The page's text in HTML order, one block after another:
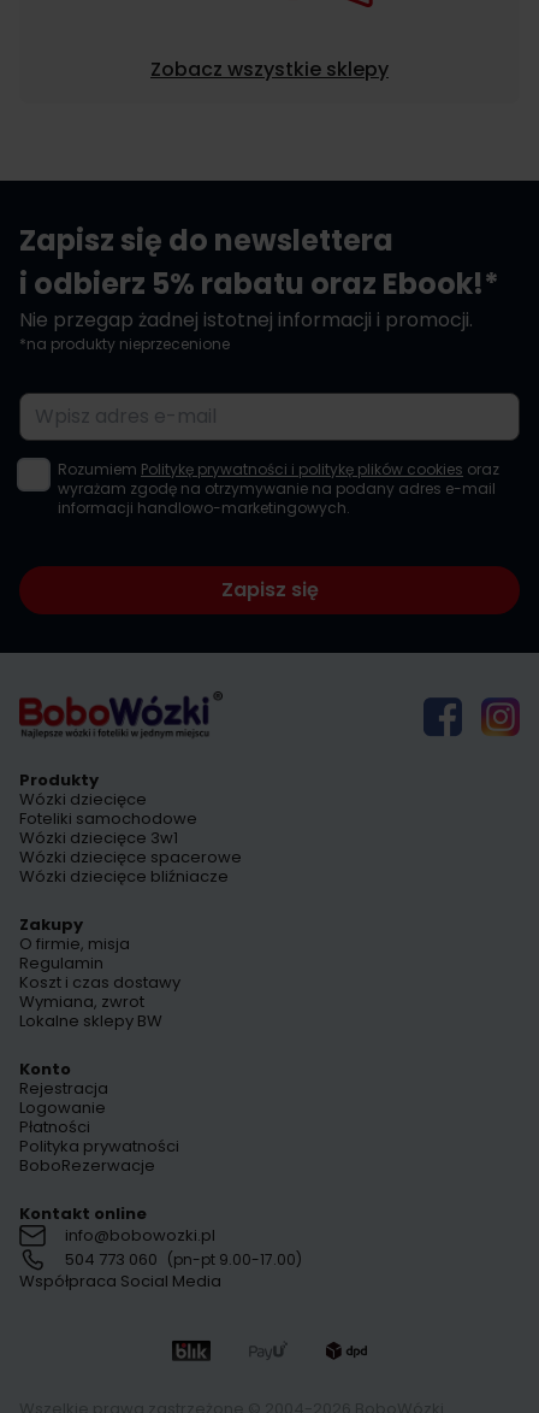
Zobacz wszystkie sklepy
Zapisz się do newslettera
i odbierz 5% rabatu oraz Ebook!*
Nie przegap żadnej istotnej informacji i promocji.
*na produkty nieprzecenione
Adres e-mail
Rozumiem Politykę prywatności i politykę plików cookies oraz
wyrażam zgodę na otrzymywanie na podany adres e-mail
informacji handlowo-marketingowych.
Zapisz się
Produkty
Wózki dziecięce
Foteliki samochodowe
Wózki dziecięce 3w1
Wózki dziecięce spacerowe
Wózki dziecięce bliźniacze
Zakupy
O firmie, misja
Regulamin
Koszt i czas dostawy
Wymiana, zwrot
Lokalne sklepy BW
Konto
Rejestracja
Logowanie
Płatności
Polityka prywatności
BoboRezerwacje
Kontakt online
info@bobowozki.pl
504 773 060 (pn-pt 9.00-17.00)
Współpraca Social Media